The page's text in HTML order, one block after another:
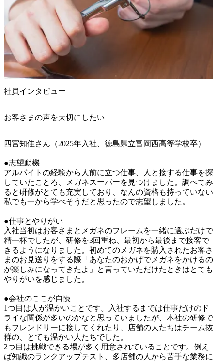
社員インタビュー
お客さまの声を大切にしたい
四宮知佳さん（2025年入社、徳島県立富岡西高等学校卒）
●志望動機
アルバイトの経験から人前に立つ仕事、人と接する仕事を探
していたことろ、メガネスーパーを見つけました。調べてみ
ると研修がとても充実しており、なんの資格も持っていない
私でも一から学べそうだと思ったので志望しました。
●仕事とやりがい
入社当初はお客さまとメガネのフレームを一緒に選ぶだけで
精一杯でしたが、研修を3回重ね、最初から最後まで接客で
きるようになりました。初めてのメガネを購入されたお客さ
まのお見送りをする際「あなたのおかげでメガネをかけるの
が楽しみになってきたよ」と言っていただけたときはとても
やりがいを感じました。
●会社のここが自慢
1つ目は人が温かいことです。入社するまでは仕事だけのド
ライな関係が多いのかなと思っていましたが、本社の研修で
もフレンドリーに接してくれたり、店舗の人たちはチーム抜
群の、とても温かい人たちでした。
2つ目は挑戦できる場が多く用意されていることです。例え
ば知識のランクアップテスト、多店舗の人から苦手な業務に